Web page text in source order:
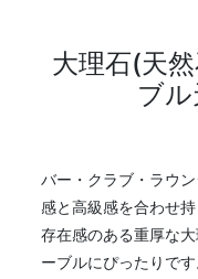
大理石(天
ブ
バー・クラブ・ラウ
感と高級感を合わせ
存在感のある重厚な
ーブルにぴったりです